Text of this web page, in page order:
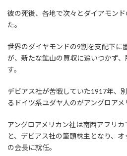
彼の死後、各地で次々とダイアモン
た。
世界のダイヤモンドの9割を支配下に
が、新たな鉱山の買収に追いつかず
す。
デビアス社が苦戦していた1917年、
るドイツ系ユダヤ人のがアングロアメ
アングロアメリカン社は南西アフリ
と、デビアス社の筆頭株主となり、
の会長に就任。